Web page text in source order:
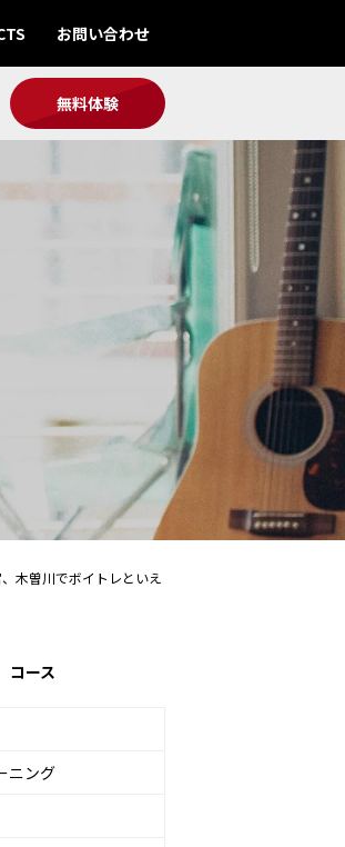
お問い合わせ
無料体験
木曽川でボイトレといえ
コース
ニング